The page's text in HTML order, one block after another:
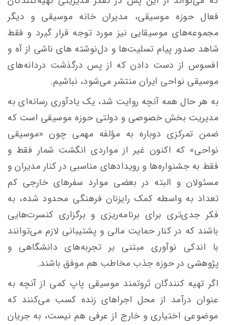
فعال حوزه موسیقی، مدیران خانه موسیقی و دیگر
مجموعه‌های موسیقایی نیز مورد توجه قرار گیرد و فقط
شاهد صدور پیام تسلیت‌ها و دل‌نوشته های ناشی ازآه و
افسوس از دست دادن که از پس درگذشت دردانه‌های
موسیقی نواحی ایران منتشر می‌شود، نباشیم.
به هر حال همه آنچه روایت شد، یک یادآوری رسانه‌ای به
مدیریت بخش خصوصی و دولتی حوزه موسیقی است که
ضمن تمرکزی دوباره به مؤلفه مهمی چون «موسیقی
نواحی» که اکنون غیر از مواردی انگشت شمار فقط و
فقط به جشنواره‌ها و رویدادهای مناسبی در کنار مدیران و
مسئولان و البته در بعضی موارد سفرهای خارجی کم
تعداد به واسطه کمک رایزنان فرهنگی محدود شده، به
فکر جدی‌تری برای برنامه‌ریزی و برگزاری کنسرت‌هایی
باشند که در کنار حمایت مالی و پشتیبانی لازم می‌توانند
با اندکی نوآوری مبتنی بر تجربه‌های دانشگاهی و
پژوهشی در حوزه جذب مخاطب هم موفق باشند.
اگر تهیه کنندگان ثروتمند موسیقی پاپ کمی از آنچه به
عنوان درآمد از محل اجراهای زنده کسب می‌کنند که
موضوعی اختیاری و خارج از عرفی هم نیست، به جریان